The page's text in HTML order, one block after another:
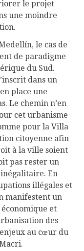
le projet
une moindre
, le cas de
de paradigme
du Sud.
dans un
place une
Le chemin n’en
cet urbanisme
pour la Villa
citoyenne afin
à la ville soient
pas rester un
En
illégales et
manifestent un
et
des
au cœur du